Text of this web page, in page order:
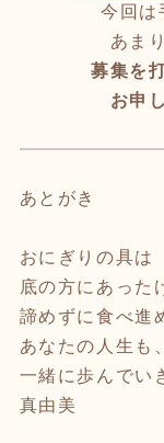
今回は
あま
募集を
お申
あとがき
おにぎりの具は
底の方にあった
諦めずに食べ進
あなたの人生も
一緒に歩んでい
真由美